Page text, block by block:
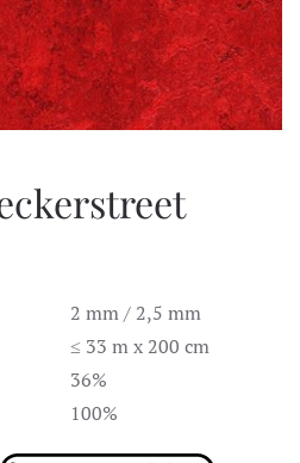
2 mm / 2,5 mm
≤ 33 m x 200 cm
36%
100%